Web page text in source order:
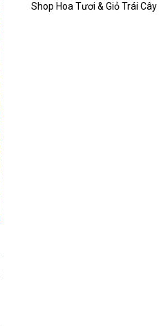
Shop Hoa Tươi & Giỏ Trái Cây